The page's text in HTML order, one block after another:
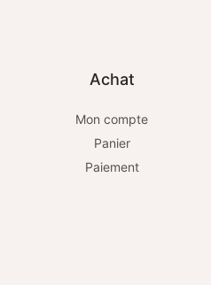
Achat
Mon compte
Panier
Paiement